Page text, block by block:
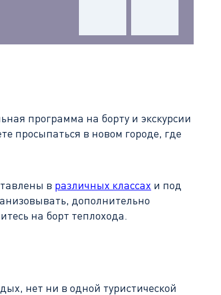
программа на борту и экскурсии
просыпаться в новом городе, где
в различных классах и под
дополнительно
на борт теплохода.
нет ни в одной туристической